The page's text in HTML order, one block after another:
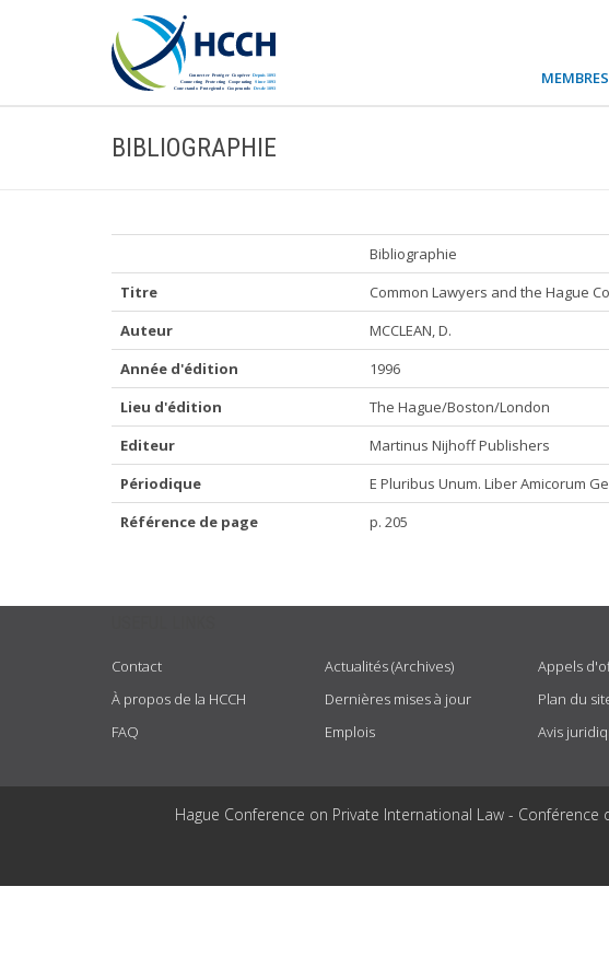
BIBLIOGRAPHIE
Bibliographie
Titre
Common Lawyers and the Hague
Auteur
MCCLEAN, D.
Année d'édition
1996
Lieu d'édition
The Hague/Boston/London
Editeur
Martinus Nijhoff Publishers
Périodique
E Pluribus Unum. Liber Amicorum
Référence de page
p. 205
Contact
À propos de la HCCH
FAQ
Actualités (Archives)
Dernières mises à jour
Emplois
Appels
Plan du
Avis
Hague Conference on Private International Law -